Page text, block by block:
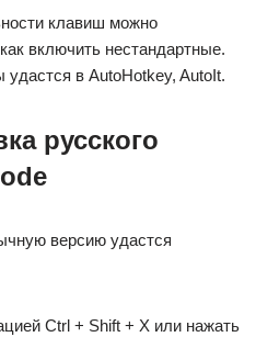
клавиш можно
включить нестандартные.
в AutoHotkey, AutoIt.
русского
версию удастся
Ctrl + Shift + X или нажать